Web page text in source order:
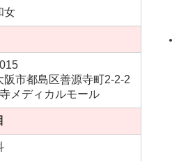
女
阪市都島区善源寺町2-2-2
メディカルモール